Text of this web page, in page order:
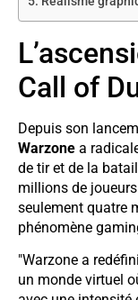
Call of
Depuis son
Warzone a
de tir et de la
millions de
seulement quatre
phénomène
"Warzone a
un monde virtuel